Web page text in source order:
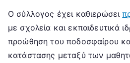
Ο σύλλογος έχει καθιερώσει
με σχολεία και εκπαιδευτικά
προώθηση του ποδοσφαίρου
κατάστασης μεταξύ των